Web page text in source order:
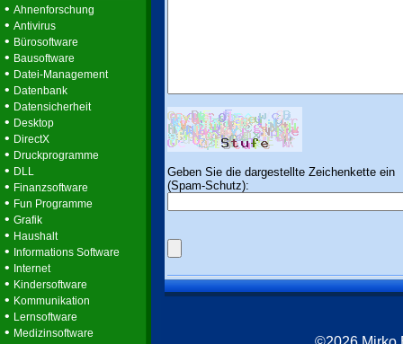
• Ahnenforschung
• Antivirus
• Bürosoftware
• Bausoftware
• Datei-Management
• Datenbank
• Datensicherheit
• Desktop
• DirectX
• Druckprogramme
• DLL
• Finanzsoftware
• Fun Programme
• Grafik
• Haushalt
• Informations Software
• Internet
• Kindersoftware
• Kommunikation
• Lernsoftware
• Medizinsoftware
Geben Sie die dargestellte Zeichenkette ein
(Spam-Schutz):